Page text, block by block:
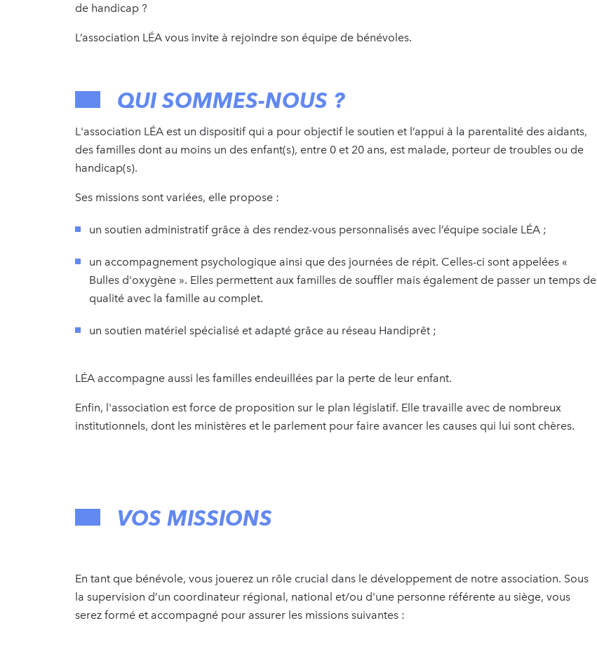
de handicap ?
L’association LÉA vous invite à rejoindre son équipe de bénévoles.
QUI SOMMES-NOUS ?
L'association LÉA est un dispositif qui a pour objectif le soutien et l’appui à la parentalité des aidants,
des familles dont au moins un des enfant(s), entre 0 et 20 ans, est malade, porteur de troubles ou de
handicap(s).
Ses missions sont variées, elle propose :
un soutien administratif grâce à des rendez-vous personnalisés avec l’équipe sociale LÉA ;
un accompagnement psychologique ainsi que des journées de répit. Celles-ci sont appelées «
Bulles d'oxygène ». Elles permettent aux familles de souffler mais également de passer un temps de
qualité avec la famille au complet.
un soutien matériel spécialisé et adapté grâce au réseau Handiprêt ;
LÉA accompagne aussi les familles endeuillées par la perte de leur enfant.
Enfin, l'association est force de proposition sur le plan législatif. Elle travaille avec de nombreux
institutionnels, dont les ministères et le parlement pour faire avancer les causes qui lui sont chères.
VOS MISSIONS
En tant que bénévole, vous jouerez un rôle crucial dans le développement de notre association. Sous
la supervision d’un coordinateur régional, national et/ou d'une personne référente au siège, vous
serez formé et accompagné pour assurer les missions suivantes :